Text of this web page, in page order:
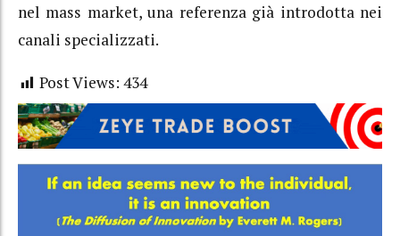
nel mass market, una referenza già introdotta nei
canali specializzati.
Post Views: 434